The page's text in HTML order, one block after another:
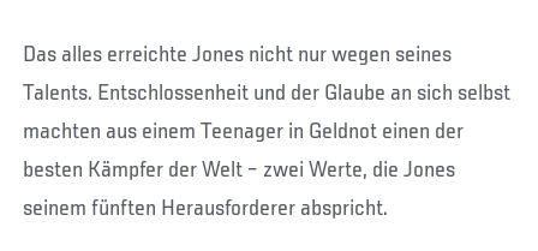
Das alles erreichte Jones nicht nur wegen seines
Talents. Entschlossenheit und der Glaube an sich selbst
machten aus einem Teenager in Geldnot einen der
besten Kämpfer der Welt – zwei Werte, die Jones
seinem fünften Herausforderer abspricht.